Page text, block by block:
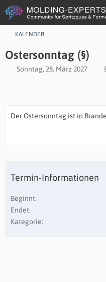
KALENDER
Ostersonntag (§)
Sonntag, 28. März 2027
Der Ostersonntag ist in
Termin-Informationen
Beginnt
Endet
Kategorie